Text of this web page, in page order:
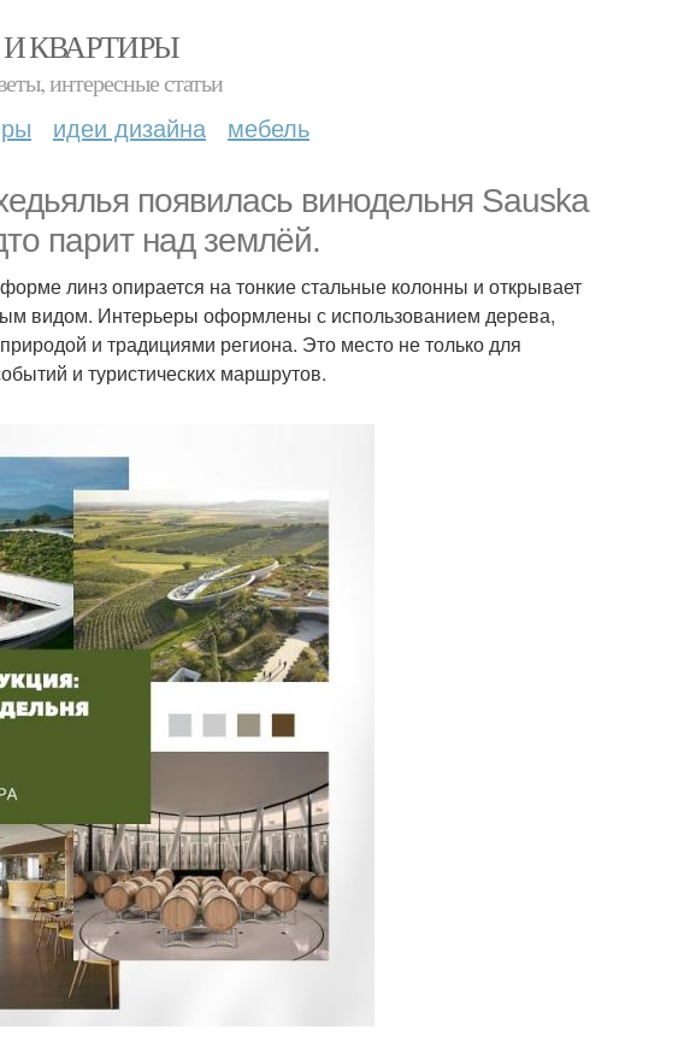
КВАРТИРЫ
интересные статьи
идеи дизайна мебель
появилась винодельня Sauska
парит над землёй.
линз опирается на тонкие стальные колонны и открывает
видом. Интерьеры оформлены с использованием дерева,
и традициями региона. Это место не только для
и туристических маршрутов.